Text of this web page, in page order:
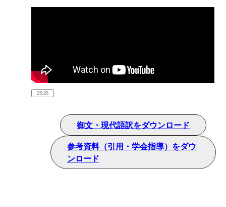
25:26
御文・現代語訳をダウンロード
参考資料（引用・学会指導）をダウ
ンロード